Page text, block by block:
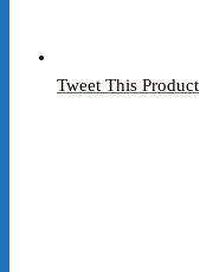
Tweet This Product